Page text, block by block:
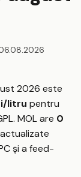
2026 este
litru pentru
MOL are 0
și a feed-